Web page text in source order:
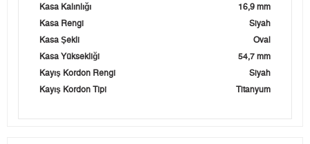
Kasa Kalınlığı
16,9 mm
Kasa Rengi
Siyah
Kasa Şekli
Oval
Kasa Yüksekliği
54,7 mm
Kayış Kordon Rengi
Siyah
Kayış Kordon Tipi
Titanyum